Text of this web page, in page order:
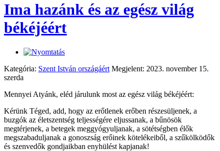
Ima hazánk és az egész világ
békéjéért
Kategória: Szent István országáért Megjelent: 2023. november 15.
szerda
Mennyei Atyánk, eléd járulunk most az egész világ békéjéért:
Kérünk Téged, add, hogy az erőtlenek erőben részesüljenek, a
buzgók az életszentség teljességére eljussanak, a bűnösök
megtérjenek, a betegek meggyógyuljanak, a sötétségben élők
megszabaduljanak a gonoszság erőinek kötelékeiből, a szűkölködők
és szenvedők gondjaikban enyhülést kapjanak!